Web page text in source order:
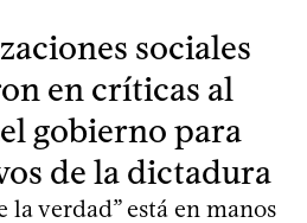
sociales
en críticas al
gobierno para
de la dictadura
la verdad” está en manos